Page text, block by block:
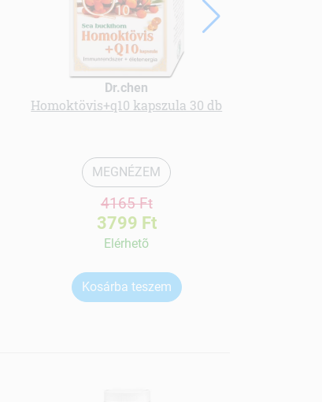
Dr.chen
Homoktövis+q10 kapszula 30 db
MEGNÉZEM
4165 Ft
3799 Ft
Elérhetõ
Kosárba teszem